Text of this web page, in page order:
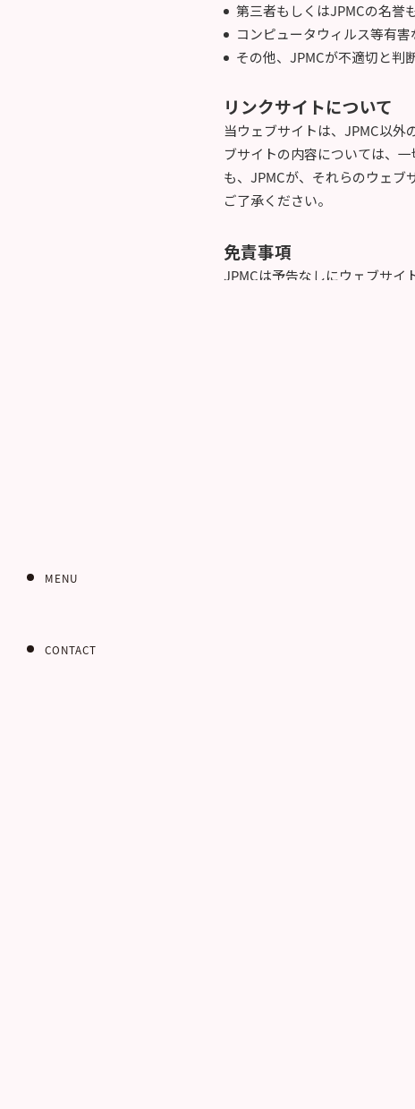
MENU
CONTACT
第三者もしくはJPMCの名誉
コンピュータウィルス等有
その他、JPMCが不適切と判
リンクサイトについて
当ウェブサイトは、JPMC以外
ブサイトの内容については、
も、JPMCが、それらのウェ
ご了承ください。
免責事項
JPMCは予告なしにウェブサイ
いただくことがあります。あ
サイトの運用の中断または中
商標、サービスマーク、トレ
述も、暗示的、禁反言的ある
ウェブサイトに表示された商
ません。当ウェブサイトに表
れています。当ウェブサイト
す。ここに特に許可されてい
とは著作権法、意匠権法、プ
当ウェブサイトの利用並びに
ます。また、当ウェブサイト